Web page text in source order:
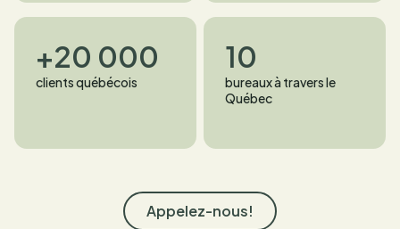
+20 000
clients québécois
10
bureaux à travers le
Québec
Appelez-nous!